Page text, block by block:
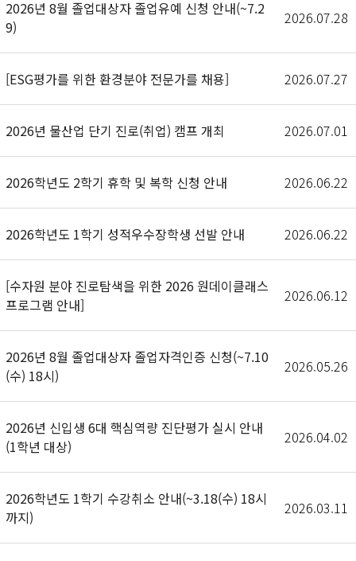
2026년 8월 졸업대상자 졸업유예 신청 안내(~7.2
9)
2026.07.28
[ESG평가를 위한 환경분야 전문가를 채용] 2026.07.27
2026년 물산업 단기 진로(취업) 캠프 개최 2026.07.01
2026학년도 2학기 휴학 및 복학 신청 안내 2026.06.22
2026학년도 1학기 성적우수장학생 선발 안내 2026.06.22
[수자원 분야 진로탐색을 위한 2026 원데이클래스
프로그램 안내]
2026.06.12
2026년 8월 졸업대상자 졸업자격인증 신청(~7.10
(수) 18시)
2026.05.26
2026년 신입생 6대 핵심역량 진단평가 실시 안내
(1학년 대상)
2026.04.02
2026학년도 1학기 수강취소 안내(~3.18(수) 18시
까지)
2026.03.11